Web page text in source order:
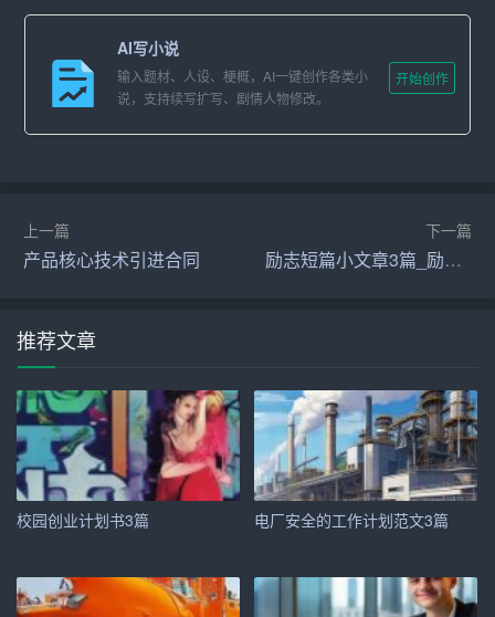
– 健康管理机构：希望通过智能设备和服务提升健康管理
水平的机构和个人。
3. 市场需求
– 效率提升需求：企业希望通过智能化解决方案，提升运
营效率，降低人力成本。
望通过智能设备监控和管理健康状况。
三、产品与服务
1. 产品介绍
Gopher It公司将推出以下几款核心产品：
健康管理等多功能的智能设备，用户可以通过语音指令控
制家居设备，获取天气、新闻等信息。
AI写小说
输入题材、人设、梗概，AI一键创作各类小
说，支持续写扩写、剧情人物修改。
开始创作
上一篇
产品核心技术引进合同
下一篇
励志短篇小文章3篇_励志文章
推荐文章
校园创业计划书3篇 电厂安全的工作计划范文3篇